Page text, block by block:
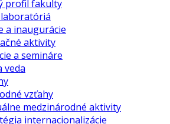
profil fakulty
a inaugurácie
aktivity
a semináre
veda
vzťahy
medzinárodné aktivity
internacionalizácie